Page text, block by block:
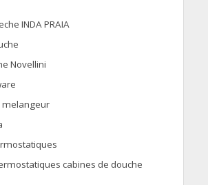
INDA PRAIA
Novellini
melangeur
cabines de douche